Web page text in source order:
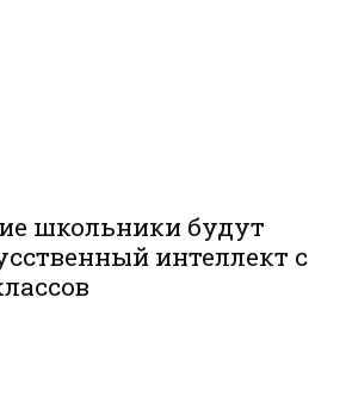
школьники будут
интеллект с